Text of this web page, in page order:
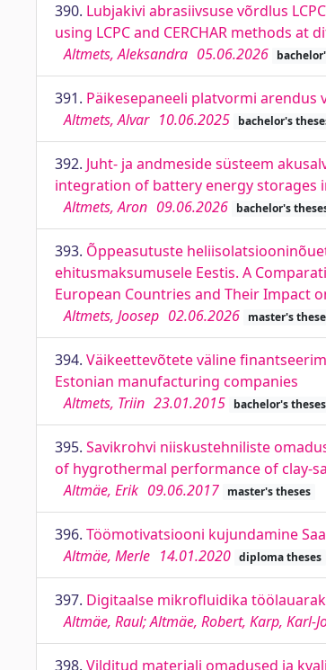
390. Lubjakivi abrasiivsuse võrdlus
using LCPC and CERCHAR methods at
Altmets, Aleksandra 05.06.2026
391. Päikesepaneeli platvormi
Altmets, Alvar 10.06.2025 bachelor's
392. Juht- ja andmeside süsteem
integration of battery energy storages
Altmets, Aron 09.06.2026 bachelor's
393. Õppeasutuste
ehitusmaksumusele Eestis. A
European Countries and Their Impact
Altmets, Joosep 02.06.2026 master's
394. Väikeettevõtete väline
Estonian manufacturing companies
Altmets, Triin 23.01.2015 bachelor's theses
395. Savikrohvi niiskustehniliste
of hygrothermal performance of clay-
Altmäe, Erik 09.06.2017 master's theses
396. Töömotivatsiooni kujundamine
Altmäe, Merle 14.01.2020 diploma theses
397. Digitaalse mikrofluidika
Altmäe, Raul; Altmäe, Robert, Karp, Karl-
398. Vilditud materjali omadused ja